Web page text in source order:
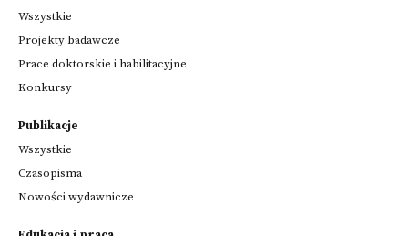
Wszystkie
Projekty badawcze
Prace doktorskie i habilitacyjne
Konkursy
Publikacje
Wszystkie
Czasopisma
Nowości wydawnicze